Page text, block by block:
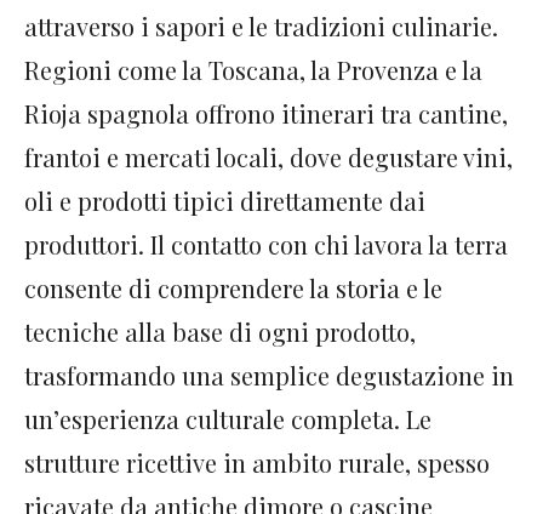
attraverso i sapori e le tradizioni culinarie.
Regioni come la Toscana, la Provenza e la
Rioja spagnola offrono itinerari tra cantine,
frantoi e mercati locali, dove degustare vini,
oli e prodotti tipici direttamente dai
produttori. Il contatto con chi lavora la terra
consente di comprendere la storia e le
tecniche alla base di ogni prodotto,
trasformando una semplice degustazione in
un’esperienza culturale completa. Le
strutture ricettive in ambito rurale, spesso
ricavate da antiche dimore o cascine